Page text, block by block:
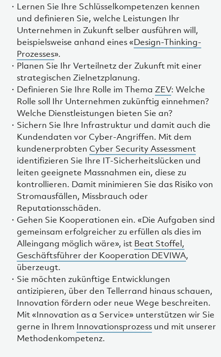
Lernen Sie Ihre Schlüsselkompetenzen kennen
und definieren Sie, welche Leistungen Ihr
Unternehmen in Zukunft selber ausführen will,
beispielsweise anhand eines «Design-Thinking-
Prozesses».
Planen Sie Ihr Verteilnetz der Zukunft mit einer
strategischen Zielnetzplanung.
Definieren Sie Ihre Rolle im Thema ZEV: Welche
Rolle soll Ihr Unternehmen zukünftig einnehmen?
Welche Dienstleistungen bieten Sie an?
Sichern Sie Ihre Infrastruktur und damit auch die
Kundendaten vor Cyber-Angriffen. Mit dem
kundenerprobten Cyber Security Assessment
identifizieren Sie Ihre IT-Sicherheitslücken und
leiten geeignete Massnahmen ein, diese zu
kontrollieren. Damit minimieren Sie das Risiko von
Stromausfällen, Missbrauch oder
Reputationsschäden.
Gehen Sie Kooperationen ein. «Die Aufgaben sind
gemeinsam erfolgreicher zu erfüllen als dies im
Alleingang möglich wäre», ist Beat Stoffel,
Geschäftsführer der Kooperation DEVIWA,
überzeugt.
Sie möchten zukünftige Entwicklungen
antizipieren, über den Tellerrand hinaus schauen,
Innovation fördern oder neue Wege beschreiten.
Mit «Innovation as a Service» unterstützen wir Sie
gerne in Ihrem Innovationsprozess und mit unserer
Methodenkompetenz.